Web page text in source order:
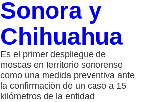
Sonora y
Chihuahua
Es el primer despliegue de
moscas en territorio sonorense
como una medida preventiva ante
la confirmación de un caso a 15
kilómetros de la entidad